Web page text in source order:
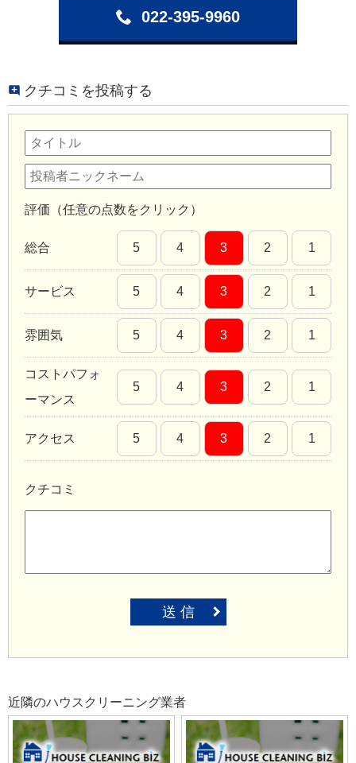
022-395-9960
クチコミを投稿する
評価（任意の点数をクリック）
総合 5 4 3 2 1
サービス 5 4 3 2 1
雰囲気 5 4 3 2 1
コストパフォ
ーマンス
5 4 3 2 1
アクセス 5 4 3 2 1
クチコミ
送 信
近隣のハウスクリーニング業者